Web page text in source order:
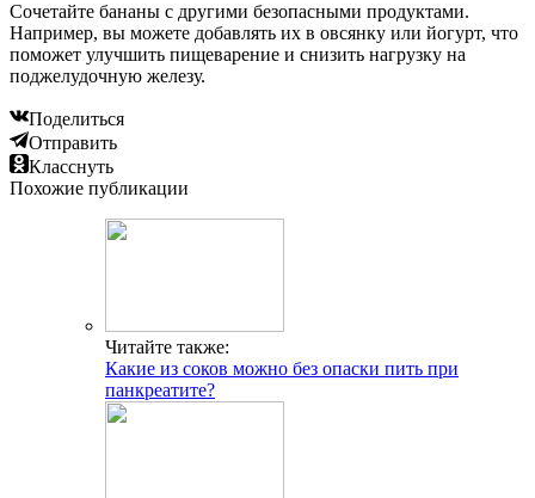
Сочетайте бананы с другими безопасными продуктами.
Например, вы можете добавлять их в овсянку или йогурт, что
поможет улучшить пищеварение и снизить нагрузку на
поджелудочную железу.
Поделиться
Отправить
Класснуть
Похожие публикации
Читайте также:
Какие из соков можно без опаски пить при
панкреатите?